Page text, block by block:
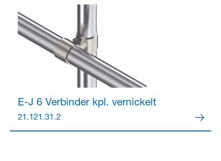
E-J 6 Verbinder kpl. vernickelt
21.121.31.2